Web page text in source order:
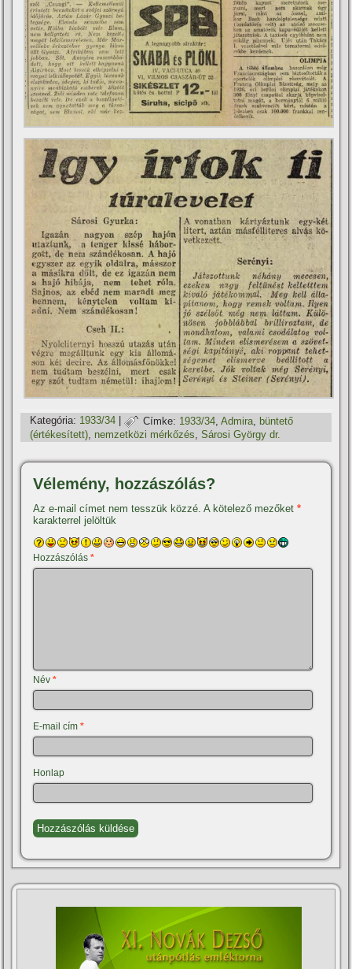
Kategória: 1933/34 | Címke: 1933/34 ,Admira
büntető
(értékesí­tett), nemzetközi mérkőzés,Sárosi György dr.
Vélemény, hozzászólás?
Az e-mail címet nem tesszük közzé. A kötelező mezőket*
karakterrel jelöltük
Hozzászólás*
Név*
E-mail cím*
Honlap